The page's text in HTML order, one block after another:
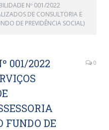
Nº 001/2022
DE CONSULTORIA E
DE PREVIDÊNCIA SOCIAL)
001/2022
FUNDO DE
0